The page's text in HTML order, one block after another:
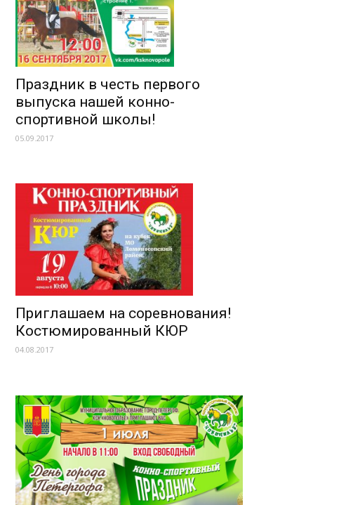
Праздник в честь первого
выпуска нашей конно-
спортивной школы!
05.09.2017
Приглашаем на соревнования!
Костюмированный КЮР
04.08.2017